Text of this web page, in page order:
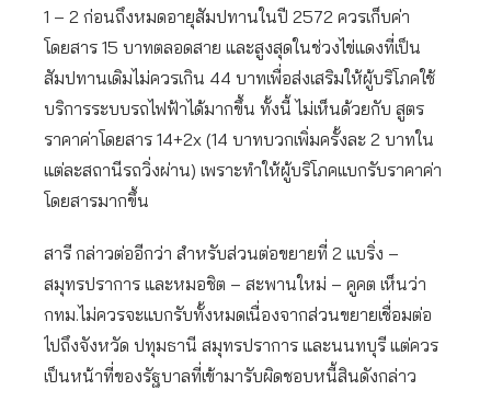
1 – 2 ก่อนถึงหมดอายุสัมปทานในปี 2572 ควรเก็บค่า
โดยสาร 15 บาทตลอดสาย และสูงสุดในช่วงไข่แดงที่เป็น
สัมปทานเดิมไม่ควรเกิน 44 บาทเพื่อส่งเสริมให้ผู้บริโภคใช้
บริการระบบรถไฟฟ้าได้มากขึ้น ทั้งนี้ ไม่เห็นด้วยกับ สูตร
ราคาค่าโดยสาร 14+2x (14 บาทบวกเพิ่มครั้งละ 2 บาทใน
แต่ละสถานีรถวิ่งผ่าน) เพราะทำให้ผู้บริโภคแบกรับราคาค่า
โดยสารมากขึ้น
สารี กล่าวต่ออีกว่า สำหรับส่วนต่อขยายที่ 2 แบริ่ง –
สมุทรปราการ และหมอชิต – สะพานใหม่ – คูคต เห็นว่า
กทม.ไม่ควรจะแบกรับทั้งหมดเนื่องจากส่วนขยายเชื่อมต่อ
ไปถึงจังหวัด ปทุมธานี สมุทรปราการ และนนทบุรี แต่ควร
เป็นหน้าที่ของรัฐบาลที่เข้ามารับผิดชอบหนี้สินดังกล่าว